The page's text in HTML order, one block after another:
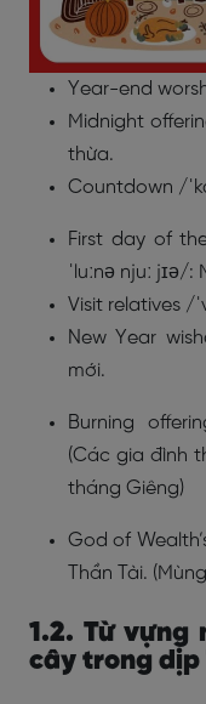
Year-end
Midnight
thừa.
Countdown /
First day of
ˈluːnə njuː jɪə/:
Visit relatives /
New Year
mới.
Burning
(Các gia đình
tháng Giêng)
God of
Thần Tài.
1.2. Từ vựng
cây trong dịp